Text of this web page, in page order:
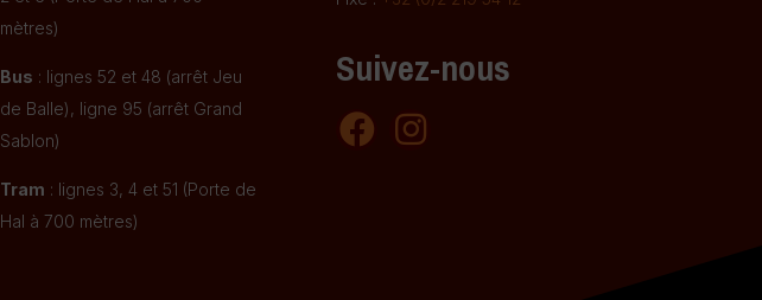
mètres)
Bus : lignes 52 et 48 (arrêt Jeu
de Balle), ligne 95 (arrêt Grand
Sablon)
Tram : lignes 3, 4 et 51 (Porte de
Hal à 700 mètres)
Suivez-nous